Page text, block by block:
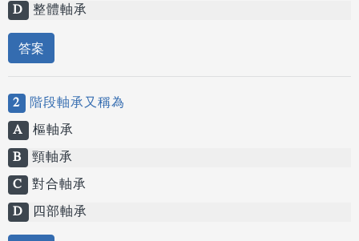
D 整體軸承
答案
2 階段軸承又稱為
A 樞軸承
B 頸軸承
C 對合軸承
D
四部軸承